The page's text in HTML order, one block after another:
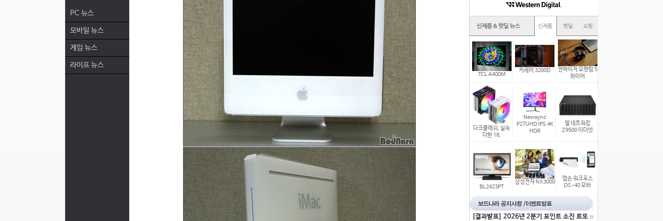
PC 뉴스
모바일 뉴스
게임 뉴스
라이프 뉴스
TCL A400M
커세어 3200D
젠하이저 모멘텀 5
와이어
다크플래쉬, 실속
더한 18,
Newsync
P27UHD IPS 4K
HDR
델 네트워킹
Z9500 이더넷
BL2423PT
삼성전자 NX3000
엡손 워크포스
DS-40 모바
[결과발표] 2026년 2분기 포인트 소진 로또 13